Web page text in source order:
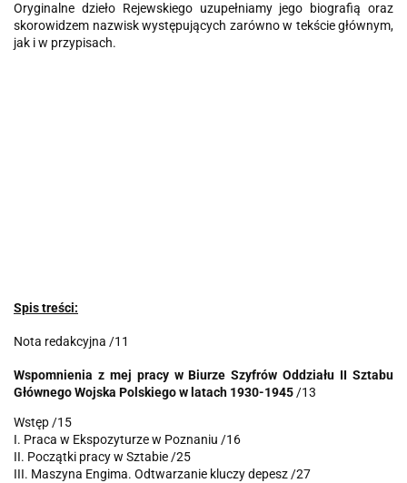
Oryginalne dzieło Rejewskiego uzupełniamy jego biografią oraz
skorowidzem nazwisk występujących zarówno w tekście głównym,
jak i w przypisach.
Spis treści:
Nota redakcyjna /11
Wspomnienia z mej pracy w Biurze Szyfrów Oddziału II Sztabu
Głównego Wojska Polskiego w latach 1930-1945/13
Wstęp /15
I. Praca w Ekspozyturze w Poznaniu /16
II. Początki pracy w Sztabie /25
III. Maszyna Engima. Odtwarzanie kluczy depesz /27